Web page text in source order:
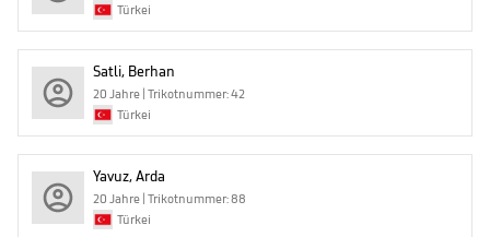
Türkei
Satli, Berhan
20 Jahre | Trikotnummer: 42
Türkei
Yavuz, Arda
20 Jahre | Trikotnummer: 88
Türkei